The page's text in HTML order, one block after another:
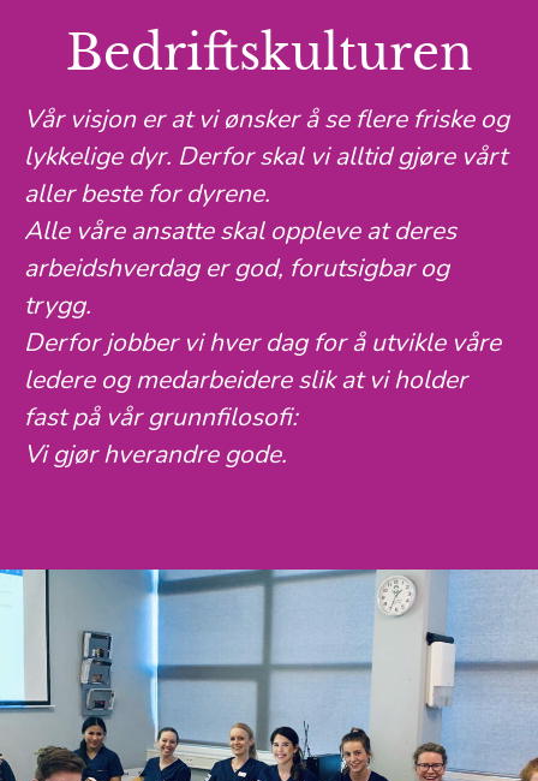
Bedriftskulturen
Vår visjon er at vi ønsker å se flere friske og
lykkelige dyr. Derfor skal vi alltid gjøre vårt
aller beste for dyrene.
Alle våre ansatte skal oppleve at deres
arbeidshverdag er god, forutsigbar og
trygg.
Derfor jobber vi hver dag for å utvikle våre
ledere og medarbeidere slik at vi holder
fast på vår grunnfilosofi:
Vi gjør hverandre gode.